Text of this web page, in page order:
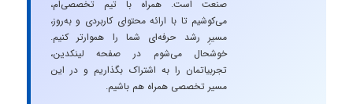
صنعت است. همراه با تیم تخصصی‌ام،
می‌کوشیم تا با ارائه محتوای کاربردی و به‌روز،
مسیرِ رشد حرفه‌ای شما را هموارتر کنیم.
خوشحال می‌شوم در صفحه لینکدین،
تجربیاتمان را به اشتراک بگذاریم و در این
مسیر تخصصی همراه هم باشیم.